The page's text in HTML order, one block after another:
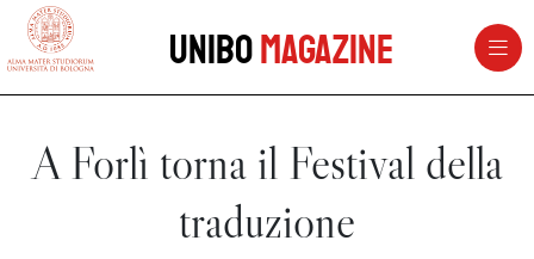
vai al contenuto della pagina
UniboMagazine
A Forlì torna il Festival della
traduzione